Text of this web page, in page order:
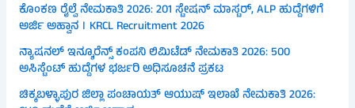
ಕೊಂಕಣ ರೈಲ್ವೆ ನೇಮಕಾತಿ 2026: 201 ಸ್ಟೇಷನ್ ಮಾಸ್ಟರ್, ALP ಹುದ್ದೆಗಳಿಗೆ
ಅರ್ಜಿ ಅಹ್ವಾನ । KRCL Recruitment 2026
ನ್ಯಾಷನಲ್ ಇನ್ಶೂರೆನ್ಸ್ ಕಂಪನಿ ಲಿಮಿಟೆಡ್ ನೇಮಕಾತಿ 2026: 500
ಅಸಿಸ್ಟೆಂಟ್ ಹುದ್ದೆಗಳ ಭರ್ಜರಿ ಅಧಿಸೂಚನೆ ಪ್ರಕಟ
ಚಿಕ್ಕಬಳ್ಳಾಪುರ ಜಿಲ್ಲಾ ಪಂಚಾಯತ್ ಆಯುಷ್ ಇಲಾಖೆ ನೇಮಕಾತಿ 2026: